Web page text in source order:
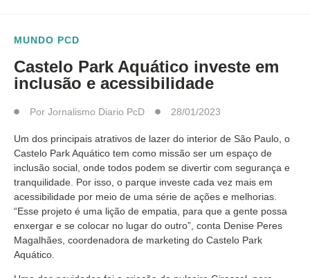
MUNDO PCD
Castelo Park Aquático investe em
inclusão e acessibilidade
Por Jornalismo Diario PcD 28/01/2023
Um dos principais atrativos de lazer do interior de São Paulo, o
Castelo Park Aquático tem como missão ser um espaço de
inclusão social, onde todos podem se divertir com segurança e
tranquilidade. Por isso, o parque investe cada vez mais em
acessibilidade por meio de uma série de ações e melhorias.
“Esse projeto é uma lição de empatia, para que a gente possa
enxergar e se colocar no lugar do outro”, conta Denise Peres
Magalhães, coordenadora de marketing do Castelo Park
Aquático.